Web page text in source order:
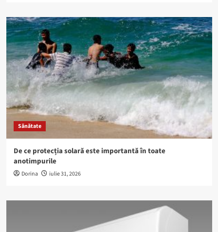
Sănătate
De ce protecția solară este importantă în toate
anotimpurile
Dorina iulie 31, 2026